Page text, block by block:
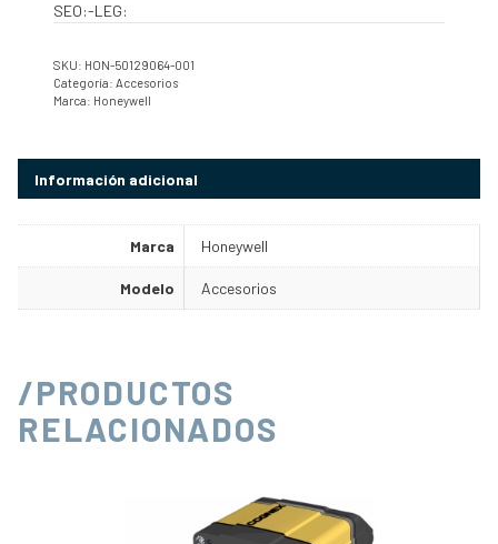
SEO:-LEG:
SKU: HON-50129064-001
Categoría: Accesorios
Marca: Honeywell
Información adicional
Marca Honeywell
Modelo Accesorios
/PRODUCTOS
RELACIONADOS